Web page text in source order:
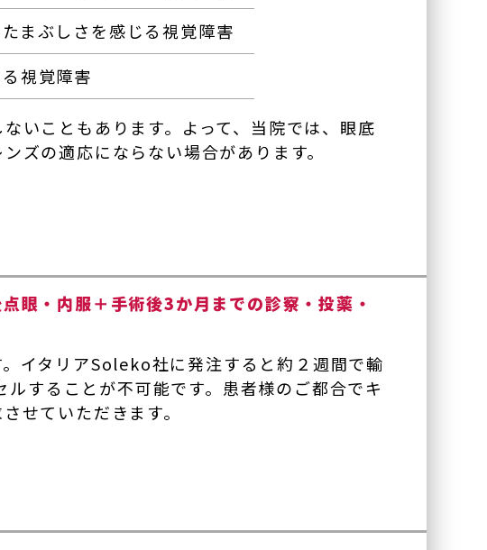
まぶしさを感じる視覚障害
視覚障害
いこともあります。よって、当院では、眼底
ズの適応にならない場合があります。
眼・内服＋手術後3か月までの診察・投薬・
イタリアSoleko社に発注すると約２週間で輸
することが不可能です。患者様のご都合でキ
せていただきます。